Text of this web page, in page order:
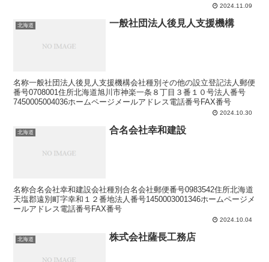
2024.11.09
北海道 一般社団法人後見人支援機構
名称一般社団法人後見人支援機構会社種別その他の設立登記法人郵便
番号0708001住所北海道旭川市神楽一条８丁目３番１０号法人番号
7450005004036ホームページメールアドレス電話番号FAX番号
2024.10.30
北海道 合名会社幸和建設
名称合名会社幸和建設会社種別合名会社郵便番号0983542住所北海道
天塩郡遠別町字幸和１２番地法人番号1450003001346ホームページメ
ールアドレス電話番号FAX番号
2024.10.04
北海道 株式会社薩長工務店